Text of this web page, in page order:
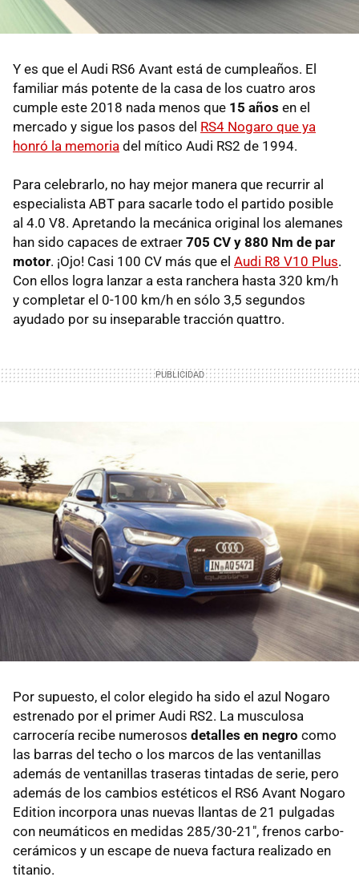
Y es que el Audi RS6 Avant está de cumpleaños. El
familiar más potente de la casa de los cuatro aros
cumple este 2018 nada menos que 15 años en el
mercado y sigue los pasos del RS4 Nogaro que ya
honró la memoria del mítico Audi RS2 de 1994.
Para celebrarlo, no hay mejor manera que recurrir al
especialista ABT para sacarle todo el partido posible
al 4.0 V8. Apretando la mecánica original los alemanes
han sido capaces de extraer 705 CV y 880 Nm de par
motor. ¡Ojo! Casi 100 CV más que el Audi R8 V10 Plus.
Con ellos logra lanzar a esta ranchera hasta 320 km/h
y completar el 0-100 km/h en sólo 3,5 segundos
ayudado por su inseparable tracción quattro.
Por supuesto, el color elegido ha sido el azul Nogaro
estrenado por el primer Audi RS2. La musculosa
carrocería recibe numerosos detalles en negro como
las barras del techo o los marcos de las ventanillas
además de ventanillas traseras tintadas de serie, pero
además de los cambios estéticos el RS6 Avant Nogaro
Edition incorpora unas nuevas llantas de 21 pulgadas
con neumáticos en medidas 285/30-21", frenos carbo-
cerámicos y un escape de nueva factura realizado en
titanio.